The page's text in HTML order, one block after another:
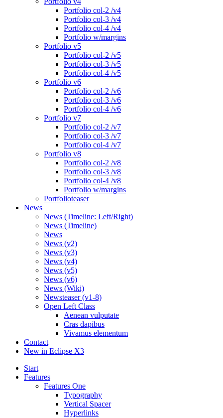
Portfolio col-2 /v4
Portfolio col-3 /v4
Portfolio col-4 /v4
Portfolio w/margins
Portfolio v5
Portfolio col-2 /v5
Portfolio col-3 /v5
Portfolio col-4 /v5
Portfolio v6
Portfolio col-2 /v6
Portfolio col-3 /v6
Portfolio col-4 /v6
Portfolio v7
Portfolio col-2 /v7
Portfolio col-3 /v7
Portfolio col-4 /v7
Portfolio v8
Portfolio col-2 /v8
Portfolio col-3 /v8
Portfolio col-4 /v8
Portfolio w/margins
Portfolioteaser
News
News (Timeline: Left/Right)
News (Timeline)
News
News (v2)
News (v3)
News (v4)
News (v5)
News (v6)
News (Wiki)
Newsteaser (v1-8)
Open Left Class
Aenean vulputate
Cras dapibus
Vivamus elementum
Contact
New in Eclipse X3
Start
Features
Features One
Typography
Vertical Spacer
Hyperlinks